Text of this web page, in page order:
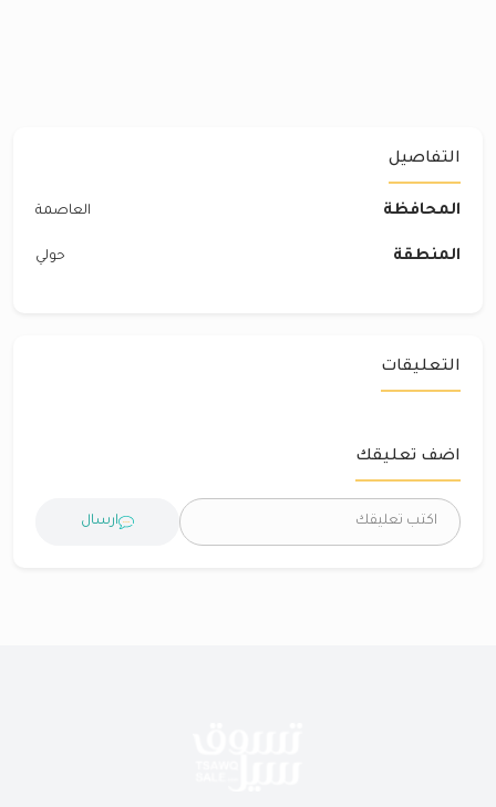
التفاصيل
المحافظة العاصمة
المنطقة حولي
التعليقات
اضف تعليقك
ارسال